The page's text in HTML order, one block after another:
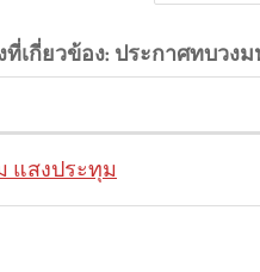
ที่เกี่ยวข้อง: ประกาศทบวง
แสงประทุม